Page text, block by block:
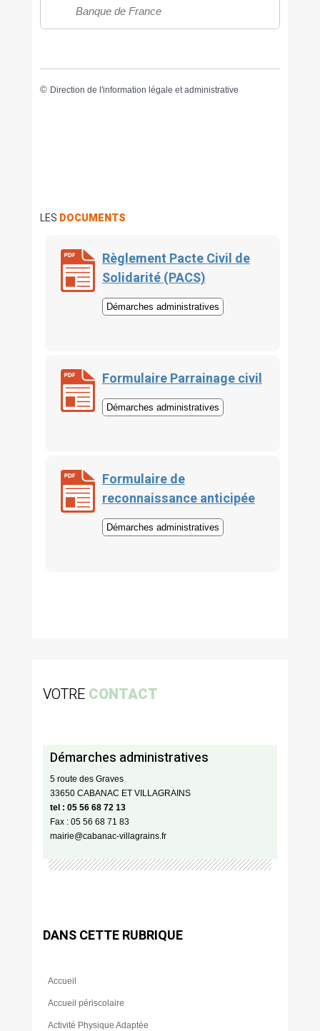
Banque de France
© Direction de l'information légale et administrative
LES DOCUMENTS
Règlement Pacte Civil de
Solidarité (PACS)
Démarches administratives
Formulaire Parrainage civil
Démarches administratives
Formulaire de
reconnaissance anticipée
Démarches administratives
VOTRE CONTACT
Démarches administratives
5 route des Graves
33650 CABANAC ET VILLAGRAINS
tel : 05 56 68 72 13
Fax : 05 56 68 71 83
mairie@cabanac-villagrains.fr
DANS CETTE RUBRIQUE
Accueil
Accueil périscolaire
Activité Physique Adaptée